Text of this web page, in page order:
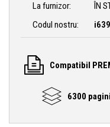
La furnizor:
ÎN
Codul nostru:
Compatibil
6300 pagini